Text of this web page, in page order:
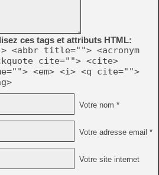
ces tags et attributs HTML:
title=""> <acronym
cite=""> <cite>
<em> <i> <q cite="">
Votre nom *
Votre adresse email *
Votre site internet